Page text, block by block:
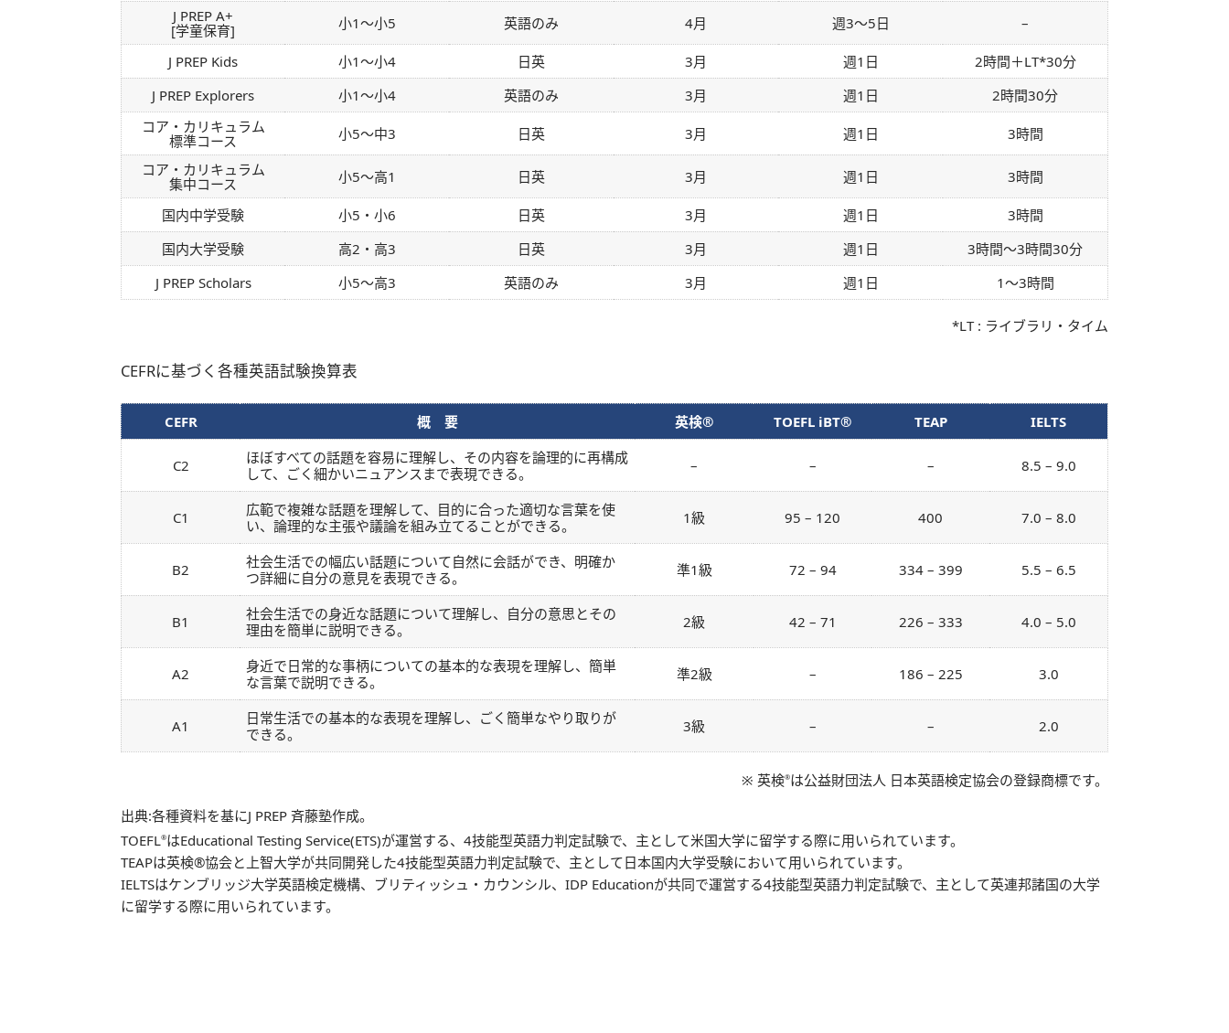
J PREP A+
[学童保育]
小1～小5 英語のみ 4月 週3～5日 –
J PREP Kids 小1～小4 日英 3月 週1日 2時間＋LT*30分
J PREP Explorers
小1～小4 英語のみ 3月 週1日
2時間30分
コア・カリキュラム
標準コース
小5～中3 日英 3月 週1日
3時間
コア・カリキュラム
集中コース
小5～高1 日英 3月 週1日 3時間
国内中学受験 小5・小6 日英 3月 週1日
3時間
国内大学受験
高2・高3 日英 3月 週1日
3時間～3時間30分
J PREP Scholars
小5～高3 英語のみ 3月 週1日 1～3時間
*LT : ライブラリ・タイム
CEFRに基づく各種英語試験換算表
CEFR 概 要 英検® TOEFL iBT® TEAP IELTS
C2
ほぼすべての話題を容易に理解し、その内容を論理的に再構成
して、ごく細かいニュアンスまで表現できる。
– – – 8.5 – 9.0
C1
広範で複雑な話題を理解して、目的に合った適切な言葉を使
い、論理的な主張や議論を組み立てることができる。
1級 95 – 120 400 7.0 – 8.0
B2
社会生活での幅広い話題について自然に会話ができ、明確か
つ詳細に自分の意見を表現できる。
準1級 72 – 94 334 – 399 5.5 – 6.5
B1
社会生活での身近な話題について理解し、自分の意思とその
理由を簡単に説明できる。
2級 42 – 71 226 – 333 4.0 – 5.0
A2
身近で日常的な事柄についての基本的な表現を理解し、簡単
な言葉で説明できる。
準2級 – 186 – 225 3.0
A1
日常生活での基本的な表現を理解し、ごく簡単なやり取りが
できる。
3級 – – 2.0
※ 英検®は公益財団法人 日本英語検定協会の登録商標です。
出典:各種資料を基にJ PREP 斉藤塾作成。
TOEFL®はEducational Testing Service(ETS)が運営する、4技能型英語力判定試験で、主として米国大学に留学する際に用いられています。
TEAPは英検®協会と上智大学が共同開発した4技能型英語力判定試験で、主として日本国内大学受験において用いられています。
IELTSはケンブリッジ大学英語検定機構、ブリティッシュ・カウンシル、IDP Educationが共同で運営する4技能型英語力判定試験で、主として英連邦諸国の大学
に留学する際に用いられています。